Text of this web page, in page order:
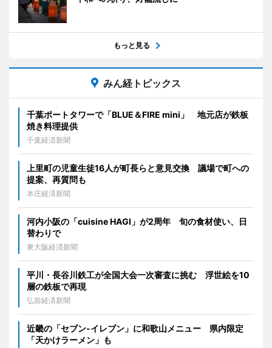
もっと見る
みん経トピックス
千葉ポートタワーで「BLUE＆FIRE mini」 地元店が鉄板
焼き料理提供
千葉経済新聞
上里町の児童生徒16人が町長らと意見交換 議場で町への
提案、再質問も
本庄経済新聞
河内小阪の「cuisine HAGI」が2周年 旬の食材使い、日
替わりで
東大阪経済新聞
平川・長谷川鉄工が全国大会一次審査に挑む 浮世絵を10
層の鉄板で再現
弘前経済新聞
近畿の「セブン-イレブン」に和歌山メニュー 県内限定
「天かけラーメン」も